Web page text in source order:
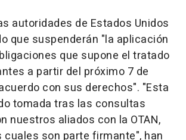
autoridades de Estados Unidos
que suspenderán "la aplicación
que supone el tratado
a partir del próximo 7 de
con sus derechos". "Esta
tomada tras las consultas
nuestros aliados con la OTAN,
cuales son parte firmante", han